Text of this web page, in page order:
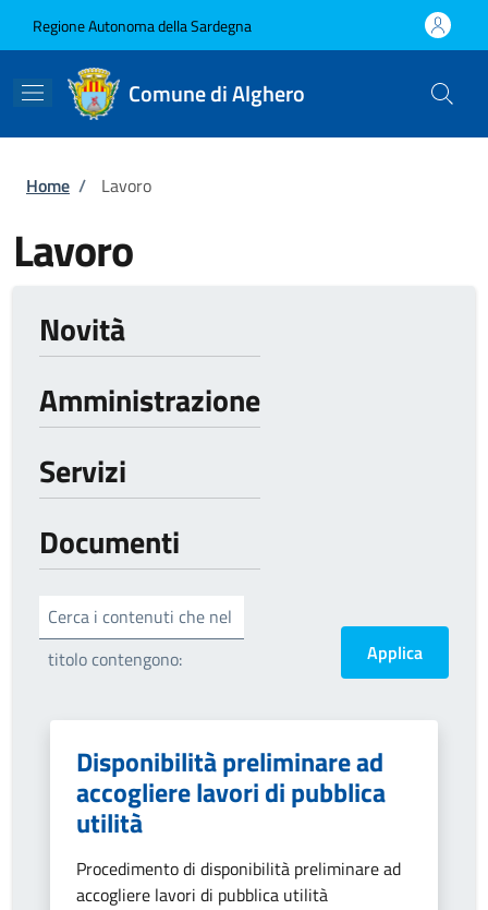
Regione Autonoma della Sardegna
Comune di Alghero
Briciole di pane
Home / Lavoro
Lavoro
Novità
Amministrazione
Servizi
Documenti
Cerca i contenuti che nel
titolo contengono:
Disponibilità preliminare ad
accogliere lavori di pubblica
utilità
Procedimento di disponibilità preliminare ad
accogliere lavori di pubblica utilità